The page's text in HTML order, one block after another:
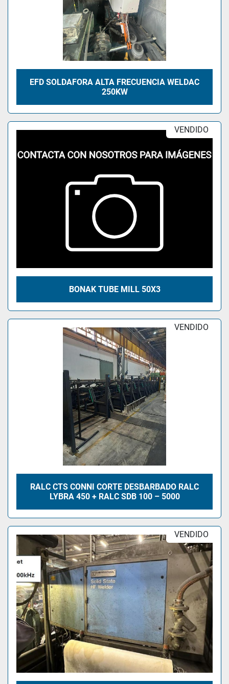
EFD SOLDAFORA ALTA FRECUENCIA WELDAC
250KW
VENDIDO
BONAK TUBE MILL 50X3
VENDIDO
RALC CTS CONNI CORTE DESBARBADO RALC
LYBRA 450 + RALC SDB 100 – 5000
VENDIDO